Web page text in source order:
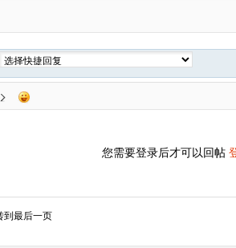
您需要登录后才可以回帖
到最后一页